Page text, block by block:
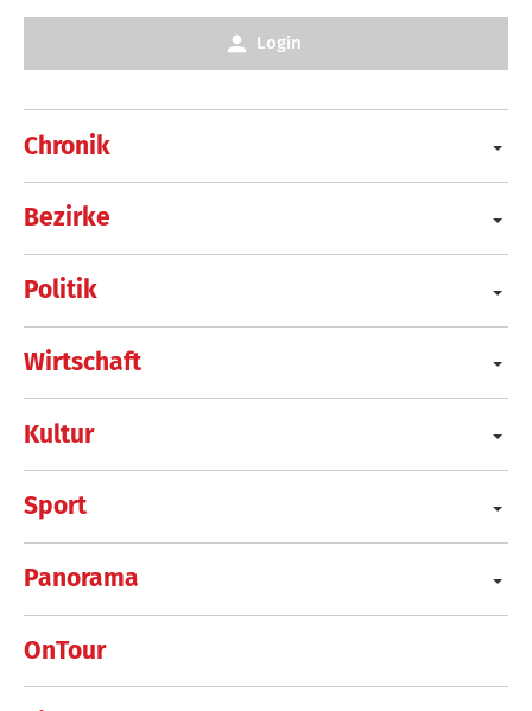
Chronik
Bezirke
Politik
Wirtschaft
Kultur
Sport
Panorama
OnTour
Login